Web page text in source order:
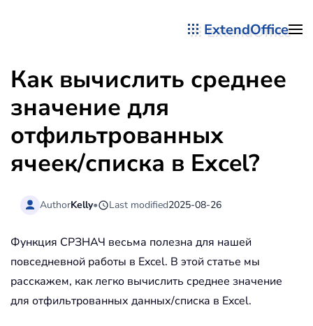
ExtendOffice
Как вычислить среднее
значение для
отфильтрованных
ячеек/списка в Excel?
AuthorKelly• Last modified2025-08-26
Функция СРЗНАЧ весьма полезна для нашей
повседневной работы в Excel. В этой статье мы
расскажем, как легко вычислить среднее значение
для отфильтрованных данных/списка в Excel.